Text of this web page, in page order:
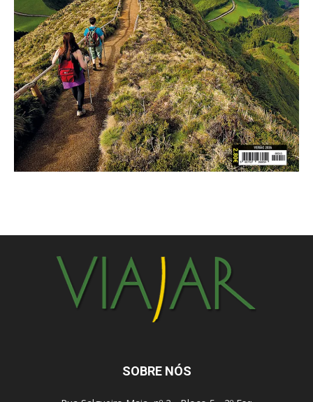
SOBRE NÓS